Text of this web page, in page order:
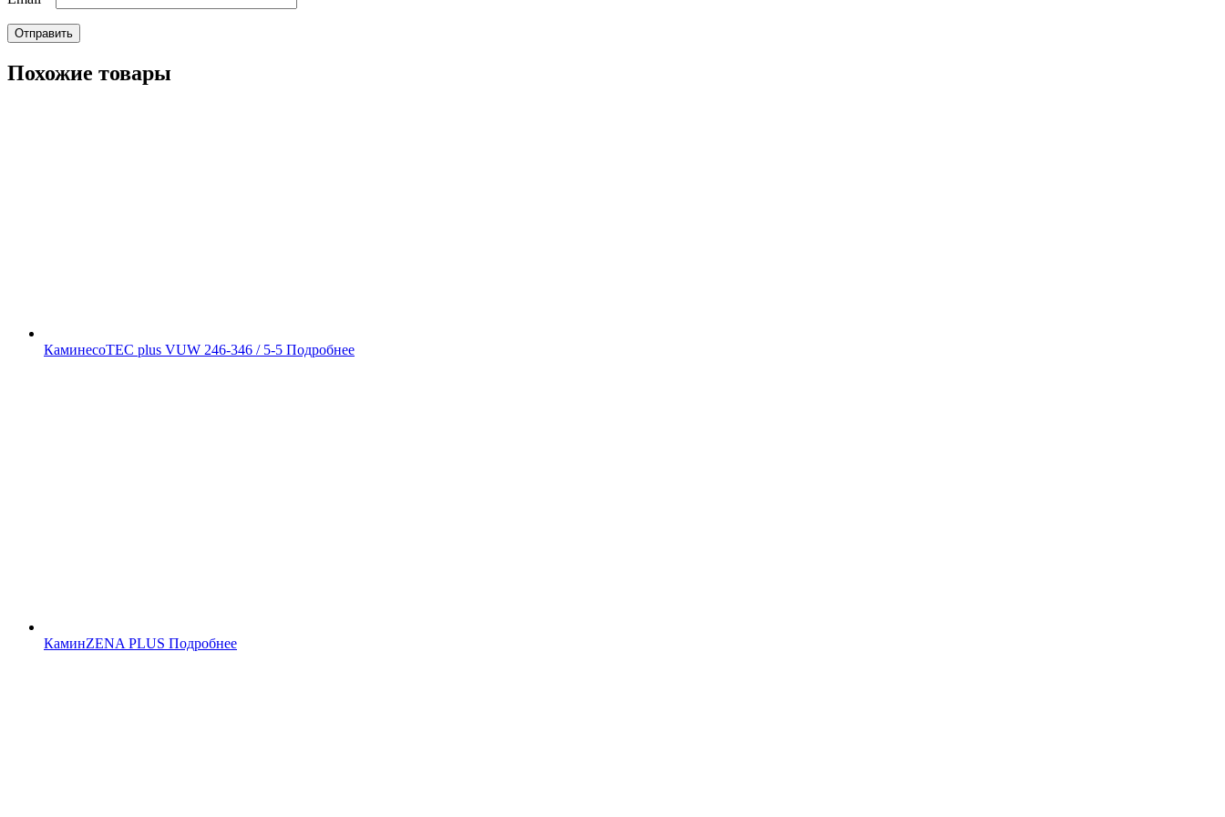
Похожие товары
КаминecoTEC plus VUW 246-346 / 5-5 Подробнее
КаминZENA PLUS Подробнее